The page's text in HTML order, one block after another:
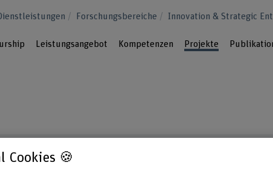
Forschungsbereiche Innovation & Strategic
Leistungsangebot Kompetenzen Projekte
& Strategic Entrepreneurship
Cookies 🍪